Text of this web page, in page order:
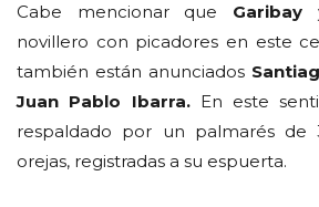
Cabe mencionar que Garibay
novillero con picadores en este
también están anunciados
Juan Pablo Ibarra.En este
respaldado por un palmarés de
orejas, registradas a su espuerta.